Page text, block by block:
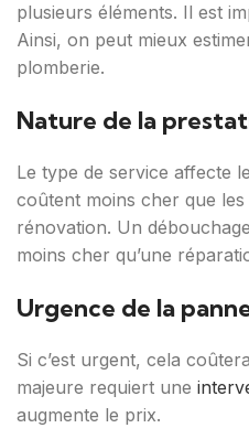
plusieurs éléments. Il est
Ainsi, on peut mieux
plomberie.
Nature de la
Le type de service affecte
coûtent moins cher que
rénovation. Un
moins cher qu’une
Urgence de la
Si c’est urgent, cela
majeure requiert une
augmente le prix.